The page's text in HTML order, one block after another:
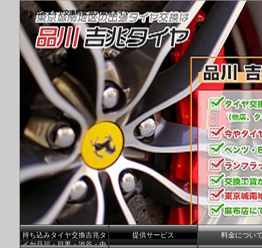
持ち込みタイヤ交換料金,品川吉兆タイヤ
持ち込みタイヤ交換吉兆タ
イヤ品川・目黒・渋谷・中
提供サービス 料金につい